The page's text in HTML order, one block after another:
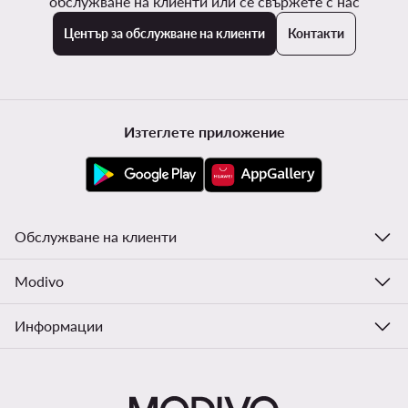
Център за обслужване на клиенти Контакти
Изтеглете приложение
Обслужване на клиенти
Modivo
Информации